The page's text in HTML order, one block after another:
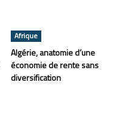
Afrique
Algérie, anatomie d’une
économie de rente sans
diversification